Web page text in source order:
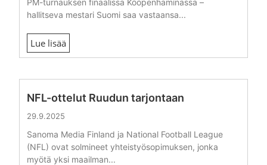
PM-turnauksen finaalissa Kööpenhaminassa –
hallitseva mestari Suomi saa vastaansa...
Lue lisää
NFL-ottelut Ruudun tarjontaan
29.9.2025
Sanoma Media Finland ja National Football League
(NFL) ovat solmineet yhteistyösopimuksen, jonka
myötä yksi maailman...